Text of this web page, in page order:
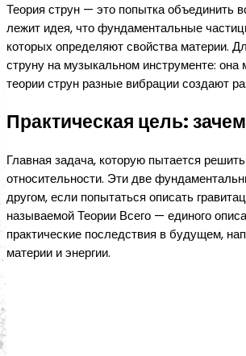
Теория струн — это попытка объединить
лежит идея, что фундаментальные
которых определяют свойства материи.
струну на музыкальном инструменте: она
теории струн разные вибрации создают
Практическая цель:
Главная задача, которую пытается
относительности. Эти две
другом, если попытаться описать
называемой Теории Всего — единого
практические последствия в будущем,
материи и энергии.